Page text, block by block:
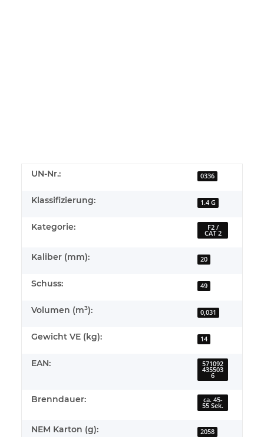
UN-Nr.: 0336
Klassifizierung: 1.4 G
Kategorie: F2 /
CAT 2
Kaliber (mm): 20
Schuss: 49
Volumen (m³): 0,031
Gewicht VE (kg): 14
EAN: 571092
435503
6
Brenndauer: ca. 45-
55 Sek.
NEM Karton (g): 2058